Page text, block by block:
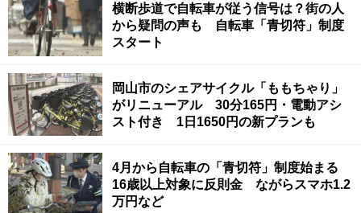
横断歩道で自転車が従う信号は？街の人
から疑問の声も 自転車「青切符」制度
スタート
岡山市のシェアサイクル「ももちゃり」
がリニューアル 30分165円・電動アシ
スト付き 1日1650円の新プランも
4月から自転車の「青切符」制度始まる
16歳以上対象に反則金 ながらスマホ1.2
万円など